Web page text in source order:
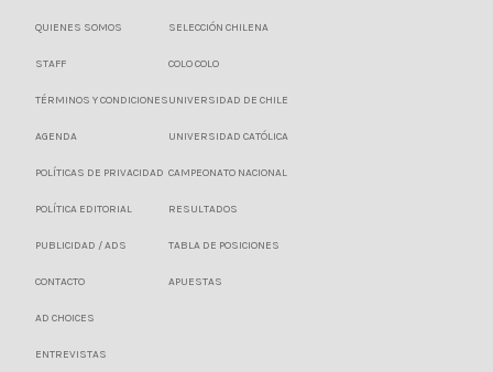
QUIENES SOMOS
STAFF
TÉRMINOS Y CONDICIONES
AGENDA
POLÍTICAS DE PRIVACIDAD
POLÍTICA EDITORIAL
PUBLICIDAD / ADS
CONTACTO
AD CHOICES
ENTREVISTAS
SELECCIÓN CHILENA
COLO COLO
UNIVERSIDAD DE CHILE
UNIVERSIDAD CATÓLICA
CAMPEONATO NACIONAL
RESULTADOS
TABLA DE POSICIONES
APUESTAS